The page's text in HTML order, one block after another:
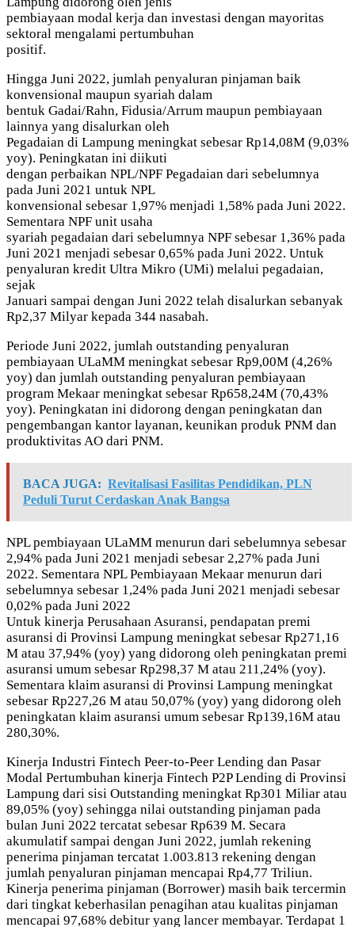
pembiayaan modal kerja dan investasi dengan mayoritas
sektoral mengalami pertumbuhan
positif.
Hingga Juni 2022, jumlah penyaluran pinjaman baik
konvensional maupun syariah dalam
bentuk Gadai/Rahn, Fidusia/Arrum maupun pembiayaan
lainnya yang disalurkan oleh
Pegadaian di Lampung meningkat sebesar Rp14,08M (9,03%
yoy). Peningkatan ini diikuti
dengan perbaikan NPL/NPF Pegadaian dari sebelumnya
pada Juni 2021 untuk NPL
konvensional sebesar 1,97% menjadi 1,58% pada Juni 2022.
Sementara NPF unit usaha
syariah pegadaian dari sebelumnya NPF sebesar 1,36% pada
Juni 2021 menjadi sebesar 0,65% pada Juni 2022. Untuk
penyaluran kredit Ultra Mikro (UMi) melalui pegadaian,
sejak
Januari sampai dengan Juni 2022 telah disalurkan sebanyak
Rp2,37 Milyar kepada 344 nasabah.
Periode Juni 2022, jumlah outstanding penyaluran
pembiayaan ULaMM meningkat sebesar Rp9,00M (4,26%
yoy) dan jumlah outstanding penyaluran pembiayaan
program Mekaar meningkat sebesar Rp658,24M (70,43%
yoy). Peningkatan ini didorong dengan peningkatan dan
pengembangan kantor layanan, keunikan produk PNM dan
produktivitas AO dari PNM.
BACA JUGA: Revitalisasi Fasilitas Pendidikan, PLN
Peduli Turut Cerdaskan Anak Bangsa
NPL pembiayaan ULaMM menurun dari sebelumnya sebesar
2,94% pada Juni 2021 menjadi sebesar 2,27% pada Juni
2022. Sementara NPL Pembiayaan Mekaar menurun dari
sebelumnya sebesar 1,24% pada Juni 2021 menjadi sebesar
0,02% pada Juni 2022
Untuk kinerja Perusahaan Asuransi, pendapatan premi
asuransi di Provinsi Lampung meningkat sebesar Rp271,16
M atau 37,94% (yoy) yang didorong oleh peningkatan premi
asuransi umum sebesar Rp298,37 M atau 211,24% (yoy).
Sementara klaim asuransi di Provinsi Lampung meningkat
sebesar Rp227,26 M atau 50,07% (yoy) yang didorong oleh
peningkatan klaim asuransi umum sebesar Rp139,16M atau
280,30%.
Kinerja Industri Fintech Peer-to-Peer Lending dan Pasar
Modal Pertumbuhan kinerja Fintech P2P Lending di Provinsi
Lampung dari sisi Outstanding meningkat Rp301 Miliar atau
89,05% (yoy) sehingga nilai outstanding pinjaman pada
bulan Juni 2022 tercatat sebesar Rp639 M. Secara
akumulatif sampai dengan Juni 2022, jumlah rekening
penerima pinjaman tercatat 1.003.813 rekening dengan
jumlah penyaluran pinjaman mencapai Rp4,77 Triliun.
Kinerja penerima pinjaman (Borrower) masih baik tercermin
dari tingkat keberhasilan penagihan atau kualitas pinjaman
mencapai 97,68% debitur yang lancer membayar. Terdapat 1